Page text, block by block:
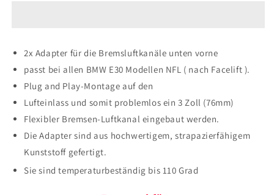
Adapter
3
Zoll
Belüftung
Motorsport
NFL
Ringtool
Adapter
3
Zoll
Belüftung
Motorsport
NFL
Ringtool
2x Adapter für die Bremsluftkanäle unten vorne
passt bei allen BMW E30 Modellen NFL ( nach Facelift ).
Plug and Play-Montage auf den
Lufteinlass und somit problemlos ein 3 Zoll (76mm)
Flexibler Bremsen-Luftkanal eingebaut werden.
Die Adapter sind aus hochwertigem, strapazierfähigem
Kunststoff gefertigt.
Sie sind temperaturbeständig bis 110 Grad